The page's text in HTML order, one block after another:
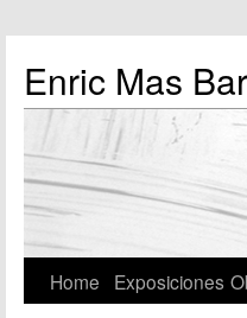
Enric Mas
Home Exposiciones